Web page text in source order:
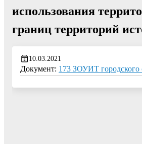
использования
границ территорий
10.03.2021
Документ: 173 ЗОУИТ городского